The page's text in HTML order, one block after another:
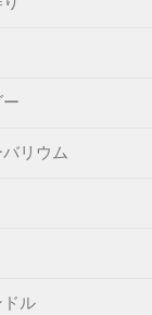
リウム
ル